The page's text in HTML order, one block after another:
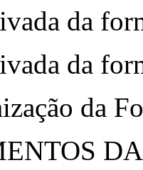
da
da
da